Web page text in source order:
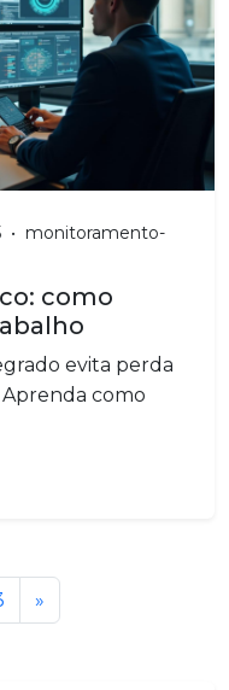
• monitoramento-
como
evita perda
Aprenda como
»